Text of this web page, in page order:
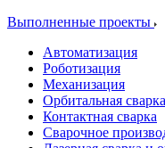
Выполненные проекты
Автоматизация
Роботизация
Механизация
Орбитальная сварка
Контактная сварка
Сварочное